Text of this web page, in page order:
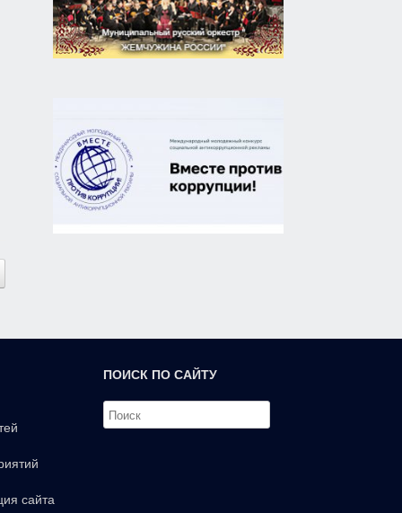
сайта
ПОИСК ПО САЙТУ